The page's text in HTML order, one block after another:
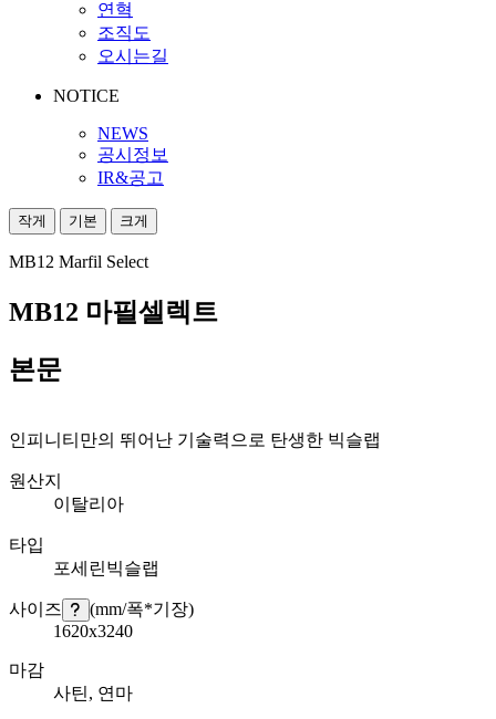
연혁
조직도
오시는길
NOTICE
NEWS
공시정보
IR&공고
작게 기본 크게
MB12 Marfil Select
MB12 마필셀렉트
본문
인피니티만의 뛰어난 기술력으로 탄생한 빅슬랩
원산지
이탈리아
타입
포세린빅슬랩
사이즈
(mm/폭*기장)
1620x3240
마감
사틴, 연마